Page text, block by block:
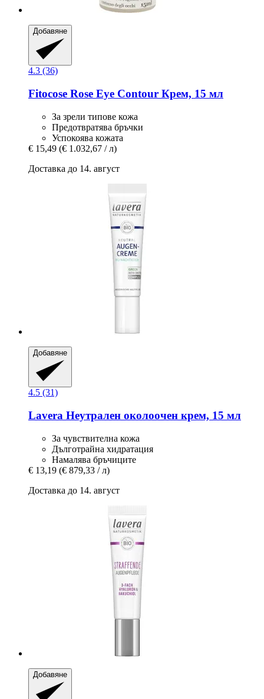
Добавяне
4.3 (36)
Fitocose Rose Eye Contour Крем, 15 мл
За зрели типове кожа
Предотвратява бръчки
Успокоява кожата
€ 15,49 (€ 1.032,67 / л)
Доставка до 14. август
Добавяне
4.5 (31)
Lavera Неутрален околоочен крем, 15 мл
За чувствителна кожа
Дълготрайна хидратация
Намалява бръчиците
€ 13,19 (€ 879,33 / л)
Доставка до 14. август
Добавяне